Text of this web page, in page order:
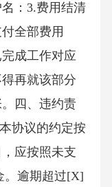
：3.费用结清
全部费用
成工作对应
再就该部分
四、违约责
协议的约定按
应按照未支
。逾期超过[X]